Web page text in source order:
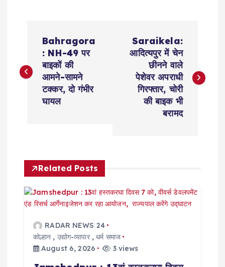
s
a
v
Bahragora
: NH-49 पर
बाइकों की
आमने-सामने
टक्कर, दो गंभीर
घायल
Saraikela:
आदित्यपुर में चेन
छीनने वाले
पेशेवर अपराधी
गिरफ्तार, चोरी
की बाइक भी
बरामद
Related Posts
RADAR NEWS 24
कोल्हान , उद्योग-व्यापार,धर्म समाज
August 6, 2026
3 views